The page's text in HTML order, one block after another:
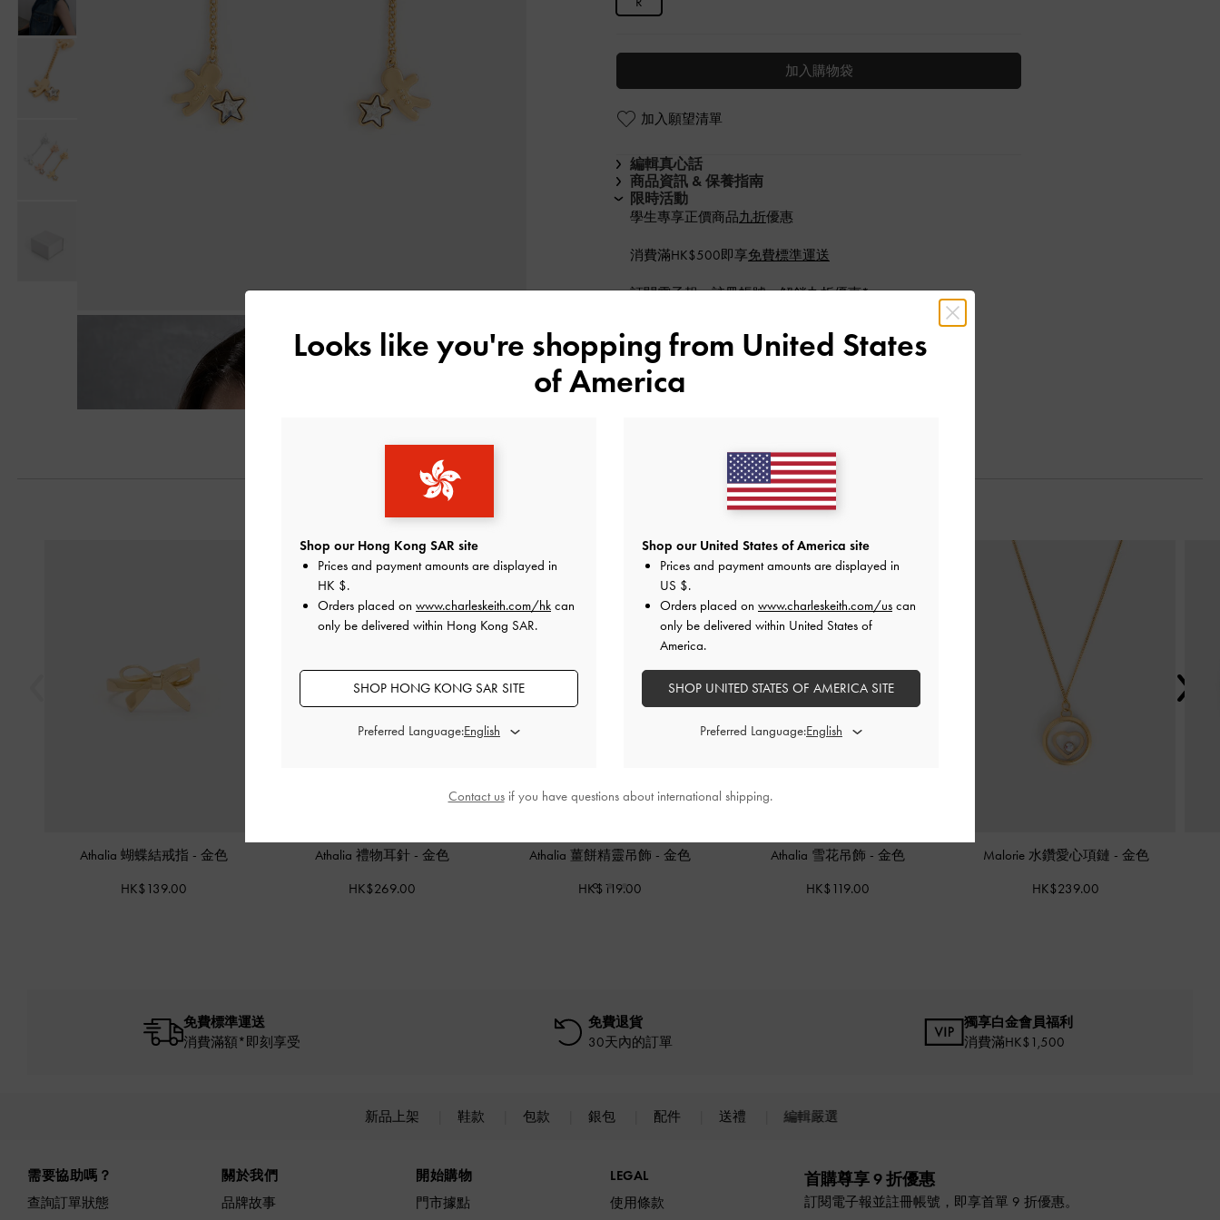
加入購物袋
加入願望清單
編輯真心話
商品資訊 & 保養指南
限時活動
學生專享正價商品九折優惠
消費滿HK$500即享免費標準運送
訂閱電子報、註冊帳號，解鎖九折優惠*
運送 & 退貨
Athalia 蝴蝶結戒指 -金色
HK$139.00
Athalia 禮物耳針 - 金色
HK$269.00
Athalia 薑餅精靈吊飾 - 金色
HK$119.00
Athalia 雪花吊飾 -金色
HK$119.00
Malorie 水鑽愛心項鏈 - 金色
HK$239.00
免費標準運送
消費滿額*即刻享受
免費退貨
30天內的訂單
獨享白金會員福利
消費滿HK$1,500
新品上架 鞋款 包款 銀包 配件 送禮 編輯嚴選
需要協助嗎？
查詢訂單狀態
關於我們
品牌故事
開始購物
門市據點
LEGAL
使用條款
首購尊享 9 折優惠
訂閱電子報並註冊帳號，即享首單 9 折優惠。
Looks like you're shopping from United States
of America
Shop our Hong Kong SAR site
Prices and payment amounts are displayed in
HK $.
Orders placed on www.charleskeith.com/hk can
only be delivered within Hong Kong SAR.
SHOP HONG KONG SAR SITE
Preferred Language:
Shop our United States of America site
Prices and payment amounts are displayed in
US $.
Orders placed on www.charleskeith.com/us can
only be delivered within United States of
America.
SHOP UNITED STATES OF AMERICA SITE
Preferred Language:
Contact usif you have questions about international shipping.